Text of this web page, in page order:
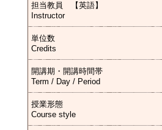
担当教員 【英語】
Instructor
単位数
Credits
開講期・開講時間帯
Term / Day / Period
授業形態
Course style